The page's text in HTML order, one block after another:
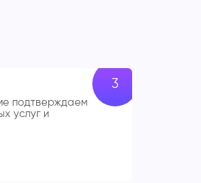
подтверждаем
услуг и